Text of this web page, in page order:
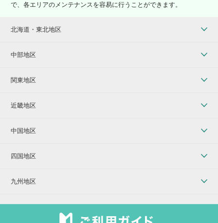
で、各エリアのメンテナンスを容易に行うことができます。
北海道・東北地区
中部地区
関東地区
近畿地区
中国地区
四国地区
九州地区